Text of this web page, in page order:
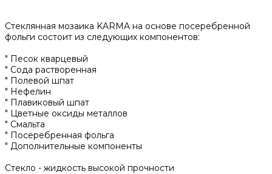
Стеклянная мозаика KARMA на основе посеребренной
фольги состоит из следующих компонентов:
" Песок кварцевый
" Сода растворенная
" Полевой шпат
" Нефелин
" Плавиковый шпат
" Цветные оксиды металлов
" Смальта
" Посеребренная фольга
" Дополнительные компоненты
Стекло - жидкость высокой прочности